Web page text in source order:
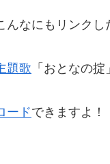
んなにもリンクし
題歌 「おとなの
ードできますよ！